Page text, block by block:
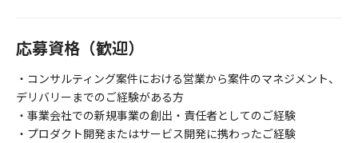
応募資格（歓迎）
・コンサルティング案件における営業から案件のマネジメント、
デリバリーまでのご経験がある方
・事業会社での新規事業の創出・責任者としてのご経験
・プロダクト開発またはサービス開発に携わったご経験